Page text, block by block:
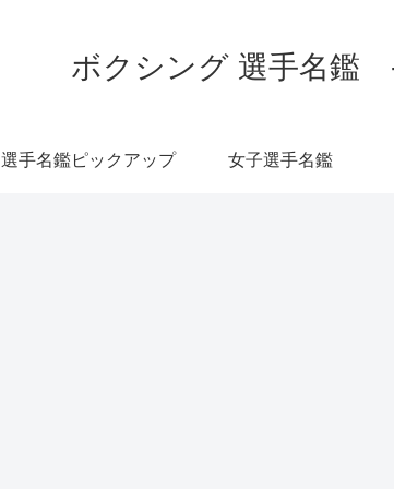
ボクシング 選手名鑑
選手名鑑ピックアップ 女子選手名鑑